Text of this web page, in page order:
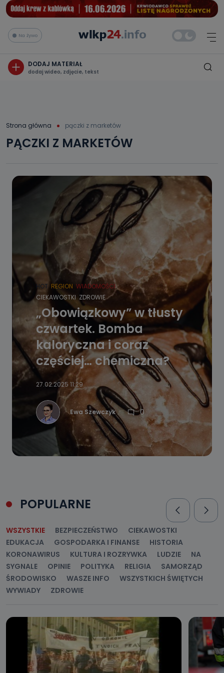
Na żywo
DODAJ MATERIAŁ
dodaj wideo, zdjęcie, tekst
Strona główna pączki z marketów
PĄCZKI Z MARKETÓW
HOT REGION WIADOMOŚCI
CIEKAWOSTKI ZDROWIE
„Obowiązkowy” w tłusty
czwartek. Bomba
kaloryczna i coraz
częściej… chemiczna?
27.02.2025 11:29
Ewa Szewczyk 0
POPULARNE
WSZYSTKIE BEZPIECZEŃSTWO
CIEKAWOSTKI
EDUKACJA
GOSPODARKA I FINANSE
HISTORIA
KORONAWIRUS
KULTURA I ROZRYWKA LUDZIE
NA
SYGNALE
OPINIE POLITYKA RELIGIA
SAMORZĄD
ŚRODOWISKO
WASZE INFO
WSZYSTKICH ŚWIĘTYCH
WYWIADY
ZDROWIE